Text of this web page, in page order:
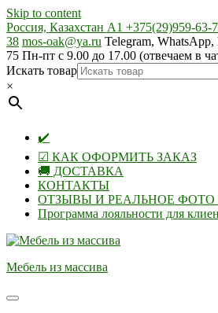
Skip to content
Россия, Казахстан А1 +375(29)959-
38 mos-oak@ya.ru Telegram,
75 Пн-пт с 9.00 до 17.00 (отвечаем в
Искать товар
×
✔️
☑ КАК ОФОРМИТЬ ЗАКАЗ
🚚 ДОСТАВКА
КОНТАКТЫ
ОТЗЫВЫ И РЕАЛЬНОЕ ФОТО
Программа лояльности для
Мебель из массива